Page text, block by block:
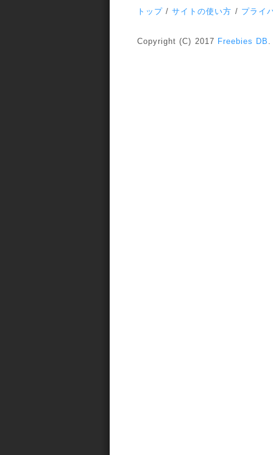
トップ /サイトの使い方 / プライ
Copyright (C) 2017 Freebies DB